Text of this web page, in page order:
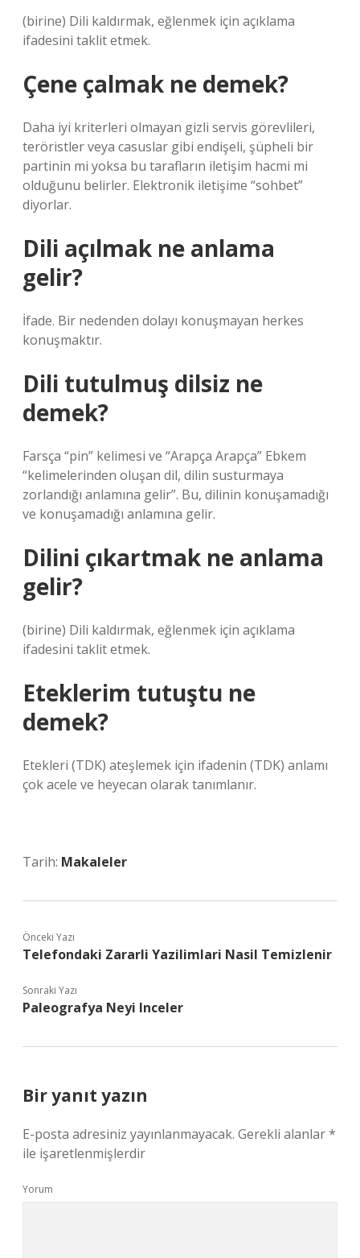
(birine) Dili kaldırmak, eğlenmek için açıklama
ifadesini taklit etmek.
Çene çalmak ne demek?
Daha iyi kriterleri olmayan gizli servis görevlileri,
teröristler veya casuslar gibi endişeli, şüpheli bir
partinin mi yoksa bu tarafların iletişim hacmi mi
olduğunu belirler. Elektronik iletişime “sohbet”
diyorlar.
Dili açılmak ne anlama
gelir?
İfade. Bir nedenden dolayı konuşmayan herkes
konuşmaktır.
Dili tutulmuş dilsiz ne
demek?
Farsça “pin” kelimesi ve “Arapça Arapça” Ebkem
“kelimelerinden oluşan dil, dilin susturmaya
zorlandığı anlamına gelir”. Bu, dilinin konuşamadığı
ve konuşamadığı anlamına gelir.
Dilini çıkartmak ne anlama
gelir?
(birine) Dili kaldırmak, eğlenmek için açıklama
ifadesini taklit etmek.
Eteklerim tutuştu ne
demek?
Etekleri (TDK) ateşlemek için ifadenin (TDK) anlamı
çok acele ve heyecan olarak tanımlanır.
Tarih: Makaleler
Önceki Yazı
Telefondaki Zararli Yazilimlari Nasil Temizlenir
Sonraki Yazı
Paleografya Neyi Inceler
Bir yanıt yazın
E-posta adresiniz yayınlanmayacak. Gerekli alanlar*
ile işaretlenmişlerdir
Yorum